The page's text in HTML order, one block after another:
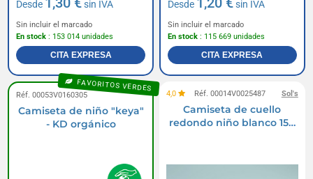
Desde sin IVA
Sin incluir el marcado
En stock : 153 014 unidades
CITA EXPRESA
Desde sin IVA
Sin incluir el marcado
En stock : 115 669 unidades
CITA EXPRESA
FAVORITOS VERDES
Réf. 00053V0160305
Camiseta de niño "keya"
- KD orgánico
Sol's
4,0 Réf. 00014V0025487
Camiseta de cuello
redondo niño blanco 150